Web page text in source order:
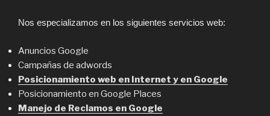
Nos especializamos en los siguientes servicios web:
Anuncios Google
Campañas de adwords
Posicionamiento web en Internet y en Google
Posicionamiento en Google Places
Manejo de Reclamos en Google